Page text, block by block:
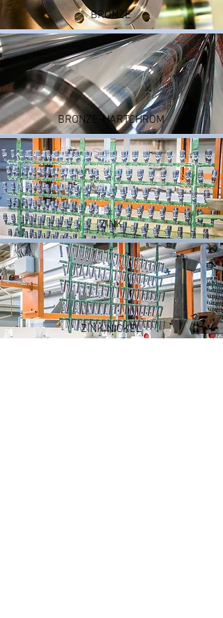
BRONZE
BRONZE-HARTCHROM
ZINK
ZINK NICKEL